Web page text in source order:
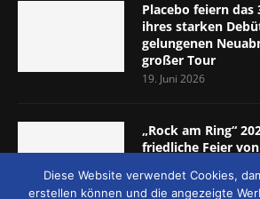
Placebo feiern das
ihres starken
gelungenen
großer Tour
19. Juni 2026
„Rock am Ring“
friedliche Feier
5.-7. Juni 2026)
Diese Website verwendet Cookies,
erstellen können und die angezeigte